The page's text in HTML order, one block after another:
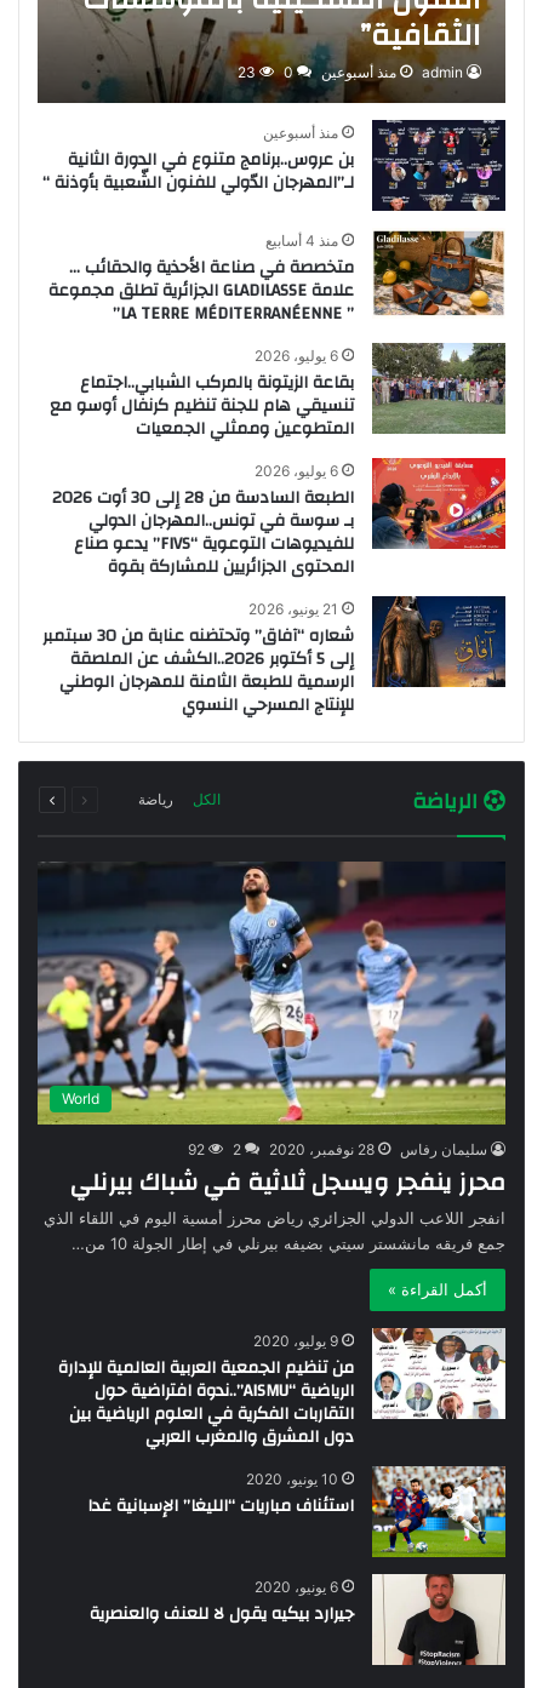
الثقافية”
admin منذ أسبوعين 0
23
منذ أسبوعين
بن عروس..برنامج متنوع في الدورة الثانية
لـ”المهرجان الدّولي للفنون الشّعبية بأوذنة “
منذ 4 أسابيع
متخصصة في صناعة الأحذية والحقائب …
علامة GLADILASSE الجزائرية تطلق مجموعة
” LA TERRE MÉDITERRANÉENNE”
6 يوليو، 2026
بقاعة الزيتونة بالمركب الشبابي..اجتماع
تنسيقي هام للجنة تنظيم كرنفال أوسو مع
المتطوعين وممثلي الجمعيات
6 يوليو، 2026
الطبعة السادسة من 28 إلى 30 أوت 2026
بـ سوسة في تونس..المهرجان الدولي
للفيديوهات التوعوية “FIVS” يدعو صناع
المحتوى الجزائريين للمشاركة بقوة
21 يونيو، 2026
شعاره “آفاق” وتحتضنه عنابة من 30 سبتمبر
إلى 5 أكتوبر 2026..الكشف عن الملصقة
الرسمية للطبعة الثامنة للمهرجان الوطني
للإنتاج المسرحي النسوي
الرياضة الكل رياضة
الصفحة
World
سليمان رفاس 28 نوفمبر، 2020 2
92
محرز ينفجر ويسجل ثلاثية في شباك بيرنلي
انفجر اللاعب الدولي الجزائري رياض محرز أمسية اليوم في اللقاء الذي
جمع فريقه مانشستر سيتي بضيفه بيرنلي في إطار الجولة 10 من…
أكمل القراءة »
9 يوليو، 2020
من تنظيم الجمعية العربية العالمية للإدارة
الرياضية “AISMU”..ندوة افتراضية حول
التقاربات الفكرية في العلوم الرياضية بين
دول المشرق والمغرب العربي
10 يونيو، 2020
استئناف مباريات “الليغا” الإسبانية غدا
6 يونيو، 2020
جيرارد بيكيه يقول لا للعنف والعنصرية